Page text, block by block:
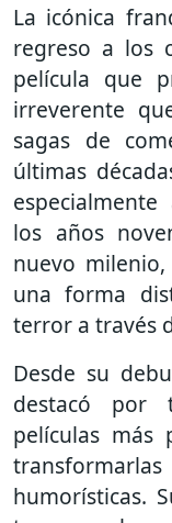
La icónica
regreso a los
película que
irreverente
sagas de
últimas
los años
nuevo
una forma
terror a través
Desde su
destacó por
películas más
humorísticas.